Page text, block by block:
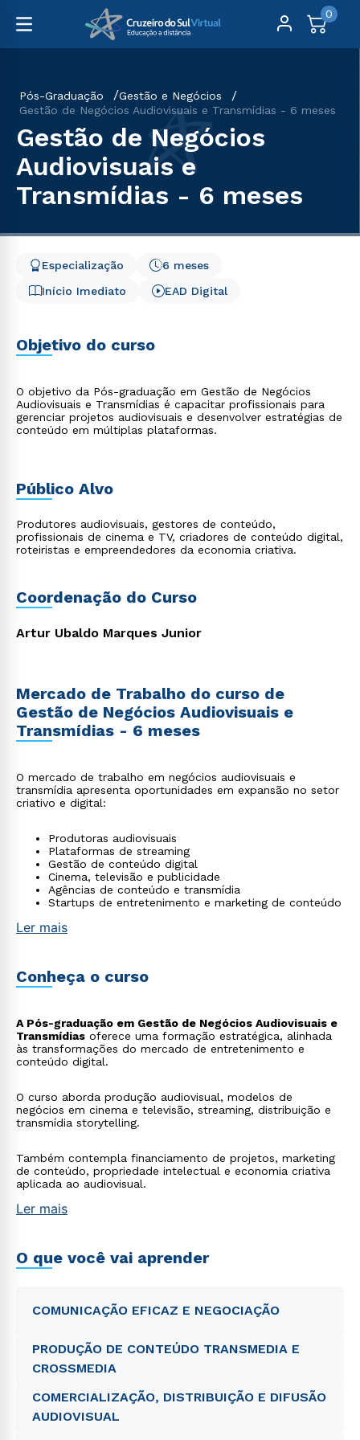
0
Pós-Graduação
Gestão e Negócios
Gestão de Negócios Audiovisuais e Transmídias - 6 meses
Gestão de Negócios
Audiovisuais e
Transmídias - 6 meses
Início Imediato
6 meses
Especialização
EAD Digital
Objetivo do curso
O objetivo da Pós-graduação em Gestão de Negócios
Audiovisuais e Transmídias é capacitar profissionais para
gerenciar projetos audiovisuais e desenvolver estratégias de
conteúdo em múltiplas plataformas.
Público Alvo
Produtores audiovisuais, gestores de conteúdo,
profissionais de cinema e TV, criadores de conteúdo digital,
roteiristas e empreendedores da economia criativa.
Coordenação do Curso
Artur Ubaldo Marques Junior
Mercado de Trabalho do curso de
Gestão de Negócios Audiovisuais e
Transmídias - 6 meses
O mercado de trabalho em negócios audiovisuais e
transmídia apresenta oportunidades em expansão no setor
criativo e digital:
Produtoras audiovisuais
Plataformas de streaming
Gestão de conteúdo digital
Cinema, televisão e publicidade
Agências de conteúdo e transmídia
Startups de entretenimento e marketing de conteúdo
Ler mais
Conheça o curso
A Pós-graduação em Gestão de Negócios Audiovisuais e
Transmídias oferece uma formação estratégica, alinhada
às transformações do mercado de entretenimento e
conteúdo digital.
O curso aborda produção audiovisual, modelos de
negócios em cinema e televisão, streaming, distribuição e
transmídia storytelling.
Também contempla financiamento de projetos, marketing
de conteúdo, propriedade intelectual e economia criativa
aplicada ao audiovisual.
Ler mais
O que você vai aprender
COMUNICAÇÃO EFICAZ E NEGOCIAÇÃO
PRODUÇÃO DE CONTEÚDO TRANSMEDIA E
CROSSMEDIA
COMERCIALIZAÇÃO, DISTRIBUIÇÃO E DIFUSÃO
AUDIOVISUAL